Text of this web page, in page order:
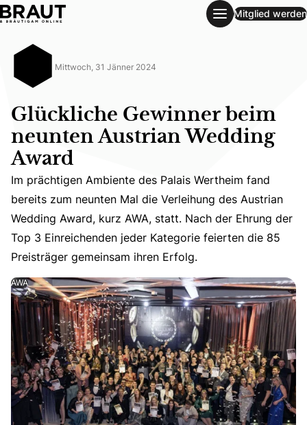
Glückliche Gewinner beim neunten Austrian Wedding
Mitglied werden
Mittwoch, 31 Jänner 2024
Glückliche Gewinner beim
neunten Austrian Wedding
Award
Im prächtigen Ambiente des Palais Wertheim fand
Im prächtigen Ambiente des Palais Wertheim fand
bereits zum neunten Mal die Verleihung des Austrian
Wedding Award, kurz AWA, statt. Nach der Ehrung der
Top 3 Einreichenden jeder Kategorie feierten die 85
Preisträger gemeinsam ihren Erfolg.
AWA